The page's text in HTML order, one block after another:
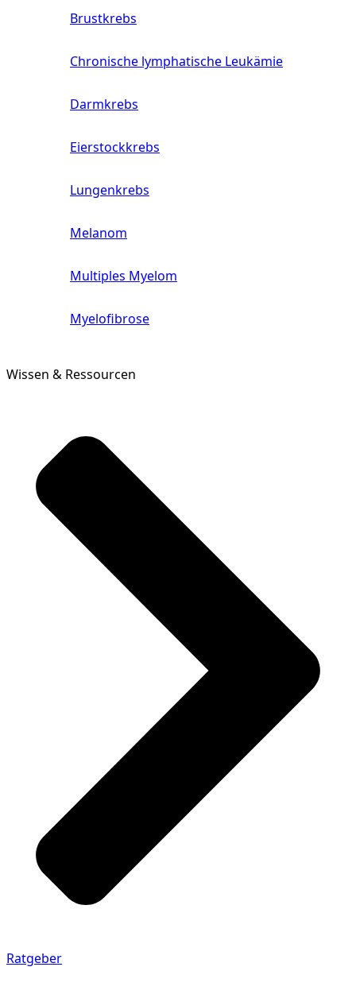
Brustkrebs
Chronische lymphatische Leukämie
Darmkrebs
Eierstockkrebs
Lungenkrebs
Melanom
Multiples Myelom
Myelofibrose
Wissen & Ressourcen
Ratgeber